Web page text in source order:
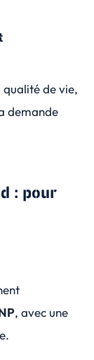
de vie,
demande
: pour
, avec une